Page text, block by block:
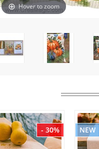
Hover to zoom
- 30% NEW